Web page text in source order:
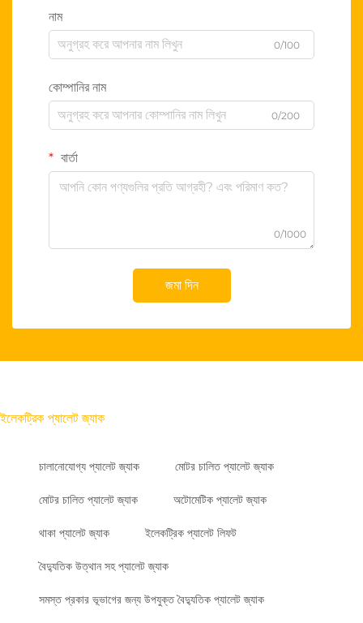
নাম
0/100
কোম্পানির নাম
0/200
বার্তা
0/1000
জমা দিন
ইলেকট্রিক প্যালেট জ্যাক
চালানোযোগ্য প্যালেট জ্যাক মোটর চালিত প্যালেট জ্যাক
মোটর চালিত প্যালেট জ্যাক অটোমেটিক প্যালেট জ্যাক
থাকা প্যালেট জ্যাক ইলেকট্রিক প্যালেট লিফট
বৈদ্যুতিক উত্থান সহ প্যালেট জ্যাক
সমস্ত প্রকার ভূভাগের জন্য উপযুক্ত বৈদ্যুতিক প্যালেট জ্যাক